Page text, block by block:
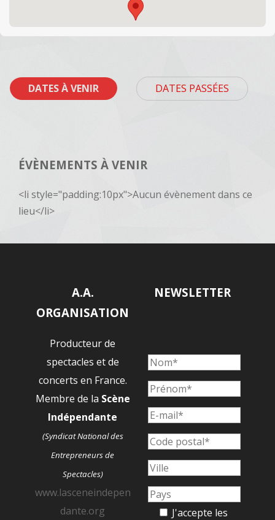
DATES À VENIR DATES PASSÉES
ÉVÈNEMENTS À VENIR
<li style="padding:10px">Aucun évènement dans ce
lieu</li>
A.A.
ORGANISATION
Producteur de
spectacles et de
concerts en France.
Membre de la Scène
Indépendante
(Syndicat National des
Entrepreneurs de
Spectacles)
www.lasceneindepen
dante.org
NEWSLETTER
J'accepte les